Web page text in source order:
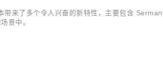
来了多个令人兴奋的新特性，主要包含
景中。